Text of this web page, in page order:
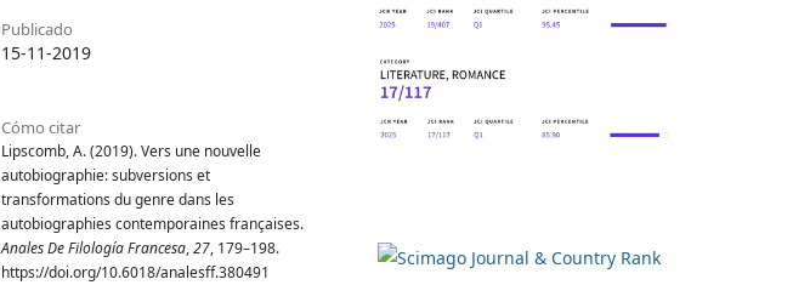
Publicado
15-11-2019
Cómo citar
Lipscomb, A. (2019). Vers une nouvelle
autobiographie: subversions et
transformations du genre dans les
autobiographies contemporaines françaises.
Anales De Filología Francesa,27, 179–198.
https://doi.org/10.6018/analesff.380491